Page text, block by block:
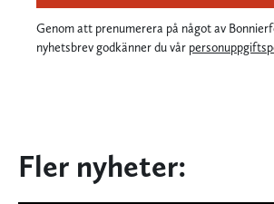
Genom att prenumerera på något av
nyhetsbrev godkänner du vår
Fler nyheter: